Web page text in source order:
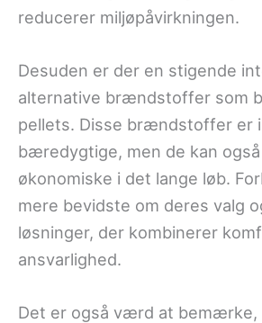
reducerer miljøpåvirkningen.
Desuden er der en stigende
alternative brændstoffer som
pellets. Disse brændstoffer er
bæredygtige, men de kan
økonomiske i det lange løb.
mere bevidste om deres valg
løsninger, der kombinerer
ansvarlighed.
Det er også værd at bemærke,